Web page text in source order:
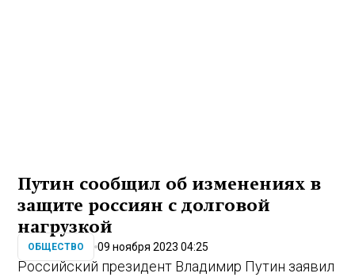
Путин сообщил об изменениях в
защите россиян с долговой
нагрузкой
ОБЩЕСТВО 09 ноября 2023 04:25
Российский президент Владимир Путин заявил